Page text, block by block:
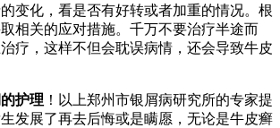
变化，看是否有好转或者加重的情况。根
相关的应对措施。千万不要治疗半途而
疗，这样不但会耽误病情，还会导致牛皮
护理 ！以上郑州市银屑病研究所的专家提
发展了再去后悔或是瞒愿，无论是牛皮癣